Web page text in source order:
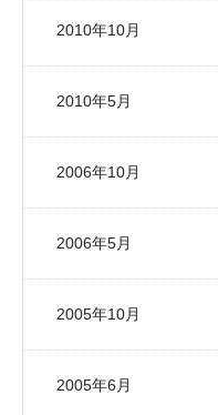
2010年10月
2010年5月
2006年10月
2006年5月
2005年10月
2005年6月